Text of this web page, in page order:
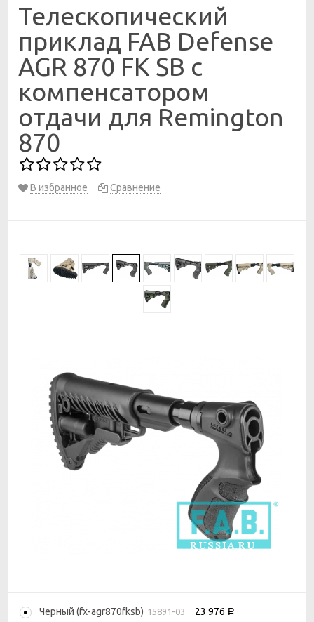
Телескопический
приклад FAB Defense
AGR 870 FK SB с
компенсатором
отдачи для Remington
870
В избранное Сравнение
Черный (fx-agr870fksb) 15891-03 23 976 Р